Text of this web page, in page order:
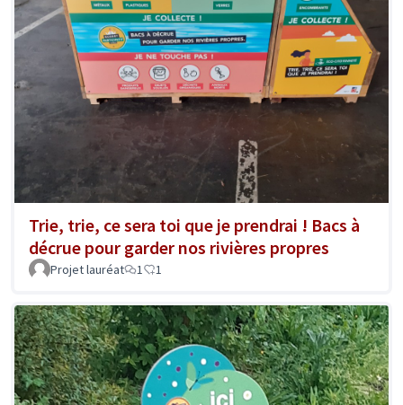
Trie, trie, ce sera toi que je prendrai ! Bacs à
décrue pour garder nos rivières propres
Projet lauréat 1 1